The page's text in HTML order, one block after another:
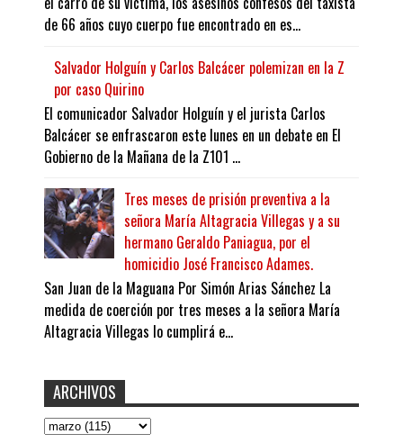
de 66 años cuyo cuerpo fue encontrado en es...
Salvador Holguín y Carlos Balcácer polemizan en la Z
por caso Quirino
El comunicador Salvador Holguín y el jurista Carlos
Balcácer se enfrascaron este lunes en un debate en El
Gobierno de la Mañana de la Z101 ...
Tres meses de prisión preventiva a la
señora María Altagracia Villegas y a su
hermano Geraldo Paniagua, por el
homicidio José Francisco Adames.
San Juan de la Maguana Por Simón Arias Sánchez La
medida de coerción por tres meses a la señora María
Altagracia Villegas lo cumplirá e...
ARCHIVOS